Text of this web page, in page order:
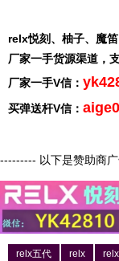
relx悦刻、柚子、魔
厂家一手货源渠道，
厂家一手V信：
买弹送杆V信：
--------- 以下是赞助商
relx五代 relx